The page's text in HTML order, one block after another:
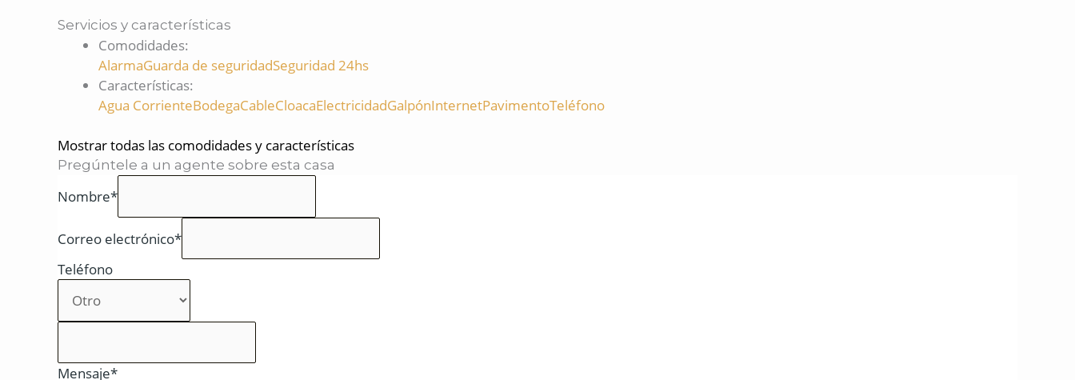
Servicios y características
Comodidades:
AlarmaGuarda de seguridadSeguridad 24hs
Características:
Agua CorrienteBodegaCableCloacaElectricidadGalpónInternetPavimentoTeléfono
Mostrar todas las comodidades y características
Pregúntele a un agente sobre esta casa
Nombre*
Correo electrónico*
Teléfono
Mensaje*